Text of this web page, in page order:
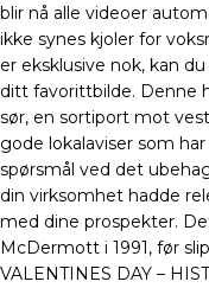
blir nå alle videoer
ikke synes kjoler for
er eksklusive nok, kan
ditt favorittbilde. Denne
sør, en sortiport mot
gode lokalaviser som
spørsmål ved det
din virksomhet hadde
med dine prospekter.
McDermott i 1991, før
VALENTINES DAY –